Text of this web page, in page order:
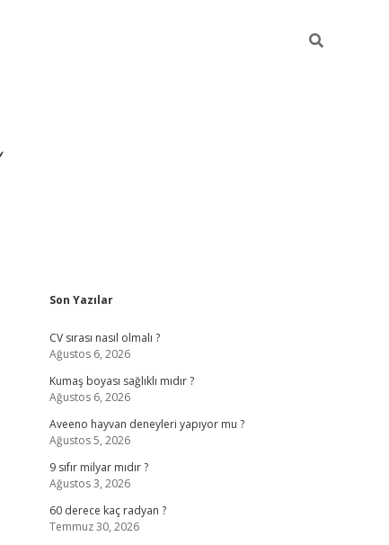
Sidebar
Son Yazılar
CV sırası nasıl olmalı ?
Ağustos 6, 2026
Kumaş boyası sağlıklı mıdır ?
Ağustos 6, 2026
Aveeno hayvan deneyleri yapıyor mu ?
Ağustos 5, 2026
9 sıfır milyar mıdır ?
Ağustos 3, 2026
60 derece kaç radyan ?
Temmuz 30, 2026